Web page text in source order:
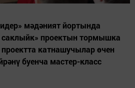
мәдәният йортында
саклыйк» проектын тормышка
катнашучылар өчен
буенча мастер-класс